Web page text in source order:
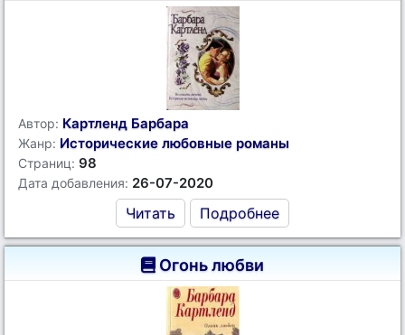
Автор: Картленд Барбара
Жанр: Исторические любовные романы
Страниц: 98
Дата добавления: 26-07-2020
Читать Подробнее
Огонь любви